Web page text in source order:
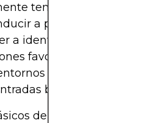
tendenciales, los
a pérdidas repetidas.
a identificar cuándo los
favorecen otras
inadecuados es tan
bien sincronizadas.
del comercio en rango